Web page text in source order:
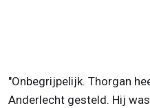
"Onbegrijpelijk. Thorgan
Anderlecht gesteld. Hij